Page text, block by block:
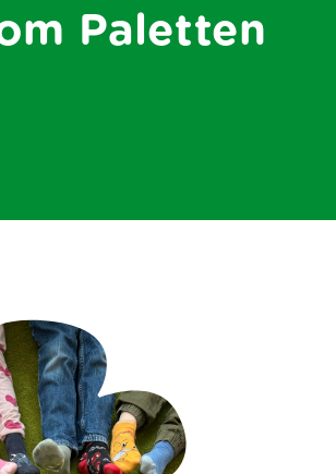
Paletten